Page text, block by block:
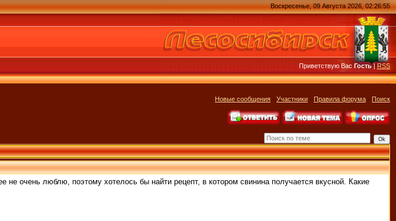
Воскресенье, 09 Августа 2026, 02:26:55
Приветствую ВасГость|RSS
Новые сообщения · Участники · Правила форума · Поиск
не очень люблю, поэтому хотелось бы найти рецепт, в котором свинина получается вкусной. Какие